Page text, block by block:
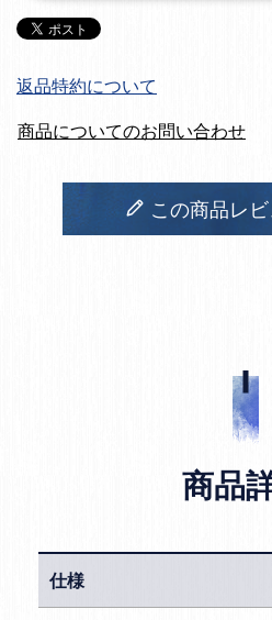
返品特約について
商品についてのお問い合わせ
この商品レビ
商品
仕様